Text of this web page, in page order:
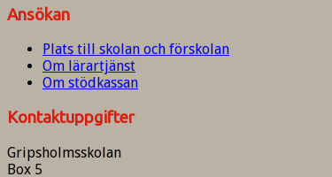
Ansökan
Plats till skolan och förskolan
Om lärartjänst
Om stödkassan
Kontaktuppgifter
Gripsholmsskolan
Box 5